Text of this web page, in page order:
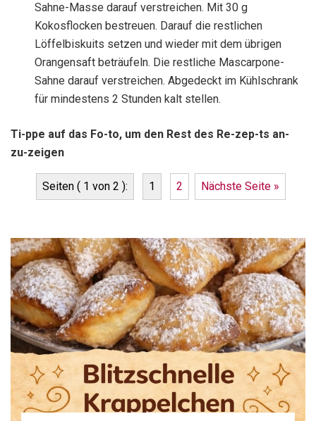
Sahne-Masse darauf verstreichen. Mit 30 g
Kokosflocken bestreuen. Darauf die restlichen
Löffelbiskuits setzen und wieder mit dem übrigen
Orangensaft beträufeln. Die restliche Mascarpone-
Sahne darauf verstreichen. Abgedeckt im Kühlschrank
für mindestens 2 Stunden kalt stellen.
Ti-ppe auf das Fo-to, um den Rest des Re-zep-ts an-
zu-zeigen
Seiten ( 1 von 2 ): 1 2 Nächste Seite »